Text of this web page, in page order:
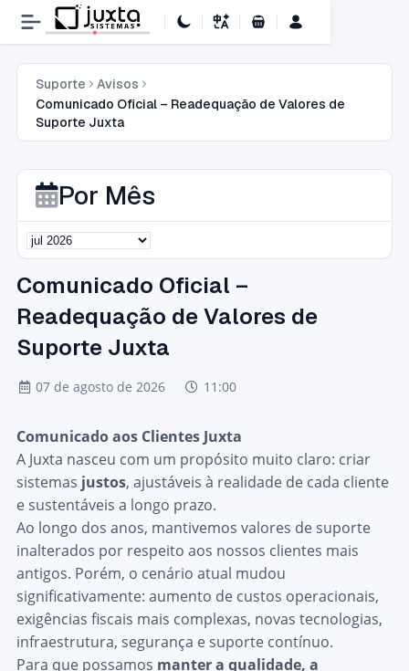
Carrinho de Compras
Suporte
Avisos
Comunicado Oficial – Readequação de Valores de
Suporte Juxta
Por Mês
Comunicado Oficial –
Readequação de Valores de
Suporte Juxta
07 de agosto de 2026 11:00
Comunicado aos Clientes Juxta
A Juxta nasceu com um propósito muito claro: criar
sistemas justos, ajustáveis à realidade de cada cliente
e sustentáveis a longo prazo.
Ao longo dos anos, mantivemos valores de suporte
inalterados por respeito aos nossos clientes mais
antigos. Porém, o cenário atual mudou
significativamente: aumento de custos operacionais,
exigências fiscais mais complexas, novas tecnologias,
infraestrutura, segurança e suporte contínuo.
Para que possamos manter a qualidade, a